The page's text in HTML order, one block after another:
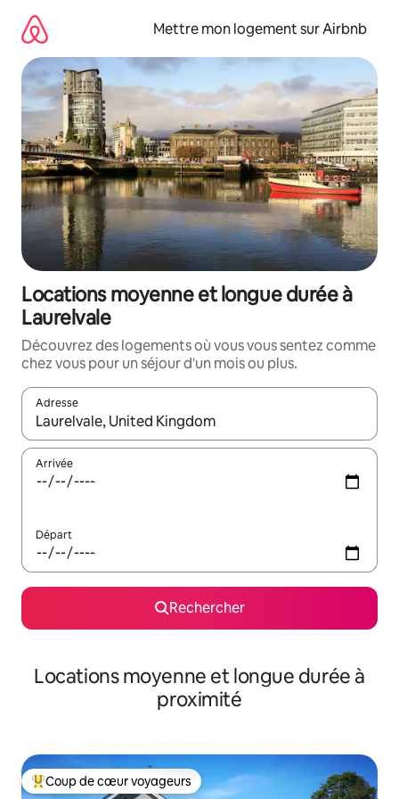
directement
contenu
Mettre mon logement sur Airbnb
Locations moyenne et longue durée à
Laurelvale
Découvrez des logements où vous vous sentez comme
chez vous pour un séjour d'un mois ou plus.
Adresse
Lorsque les résultats s'affichent, utilisez les flèches vers le
Arrivée
Départ
Rechercher
Locations moyenne et longue durée à
proximité
Coups de cœur voyageurs les plus appréciés
Coup de cœur voyageurs